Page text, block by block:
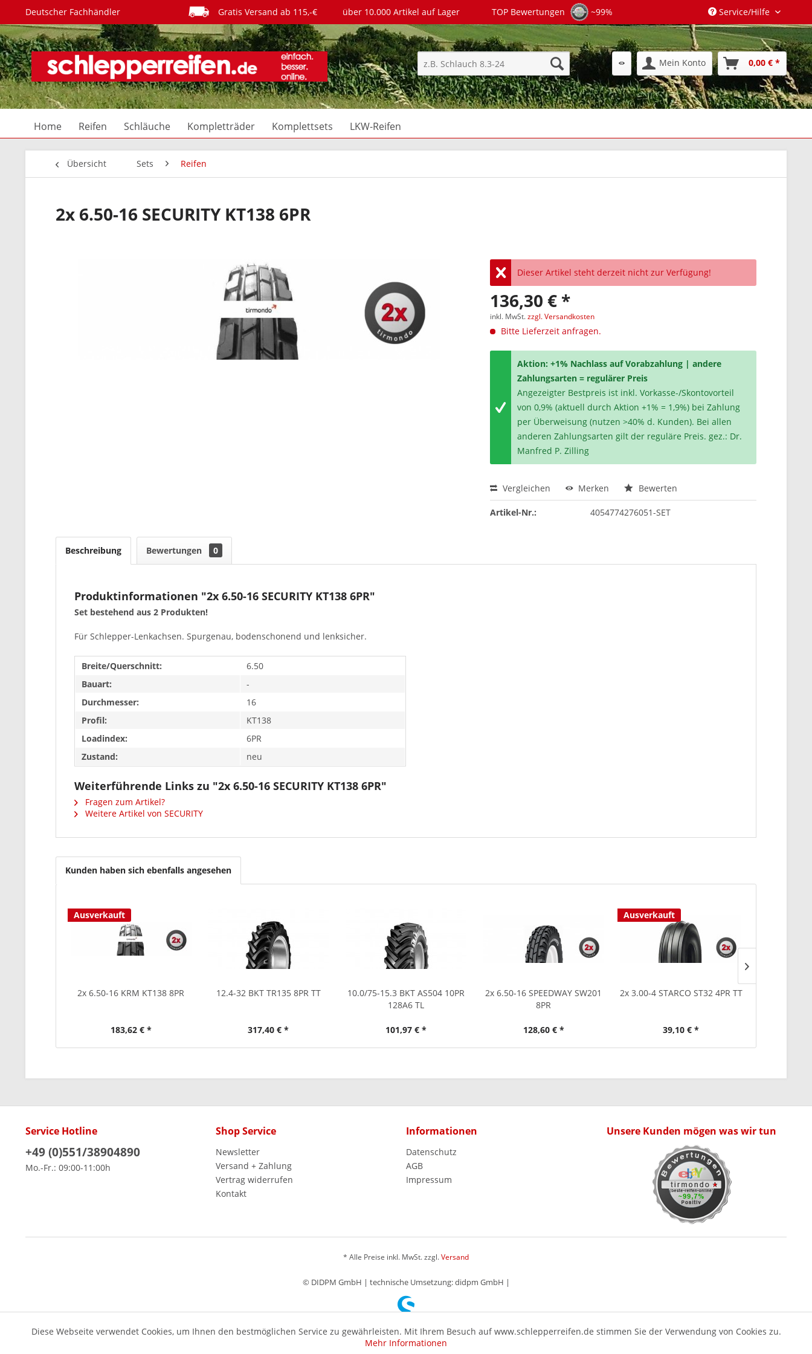
Deutscher Fachhändler Gratis Versand ab 115,-€ über 10.000 Artikel auf Lager TOP Bewertungen ~99% Service/Hilfe
Mein Konto 0,00 € *
Home Reifen Schläuche Kompletträder Komplettsets LKW-Reifen
Übersicht Sets Reifen
2x 6.50-16 SECURITY KT138 6PR
Dieser Artikel steht derzeit nicht zur Verfügung!
136,30 € *
inkl. MwSt.zzgl. Versandkosten
Bitte Lieferzeit anfragen.
Aktion: +1% Nachlass auf Vorabzahlung | andere
Zahlungsarten = regulärer Preis
Angezeigter Bestpreis ist inkl. Vorkasse-/Skontovorteil
von 0,9% (aktuell durch Aktion +1% = 1,9%) bei Zahlung
per Überweisung (nutzen >40% d. Kunden). Bei allen
anderen Zahlungsarten gilt der reguläre Preis. gez.: Dr.
Manfred P. Zilling
Vergleichen Merken Bewerten
Artikel-Nr.: 4054774276051-SET
Beschreibung Bewertungen 0
Produktinformationen "2x 6.50-16 SECURITY KT138 6PR"
Set bestehend aus 2 Produkten!
Für Schlepper-Lenkachsen. Spurgenau, bodenschonend und lenksicher.
Breite/Querschnitt:
6.50
Bauart:
-
Durchmesser:
16
Profil:
KT138
Loadindex:
6PR
Zustand:
neu
Weiterführende Links zu "2x 6.50-16 SECURITY KT138 6PR"
Fragen zum Artikel?
Weitere Artikel von SECURITY
Kunden haben sich ebenfalls angesehen
Ausverkauft
2x 6.50-16 KRM KT138 8PR
183,62 € *
12.4-32 BKT TR135 8PR TT
317,40 € *
10.0/75-15.3 BKT AS504 10PR
128A6 TL
101,97 € *
2x 6.50-16 SPEEDWAY SW201
8PR
128,60 € *
Ausverkauft
2x 3.00-4 STARCO ST32 4PR TT
39,10 € *
Service Hotline
+49 (0)551/38904890
Mo.-Fr.: 09:00-11:00h
Shop Service
Newsletter
Versand + Zahlung
Vertrag widerrufen
Kontakt
Informationen
Datenschutz
AGB
Impressum
Unsere Kunden mögen was wir tun
* Alle Preise inkl. MwSt. zzgl.Versand
© DIDPM GmbH | technische Umsetzung: didpm GmbH |
Diese Webseite verwendet Cookies, um Ihnen den bestmöglichen Service zu gewährleisten. Mit Ihrem Besuch auf www.schlepperreifen.de stimmen Sie der Verwendung von Cookies zu.
Mehr Informationen